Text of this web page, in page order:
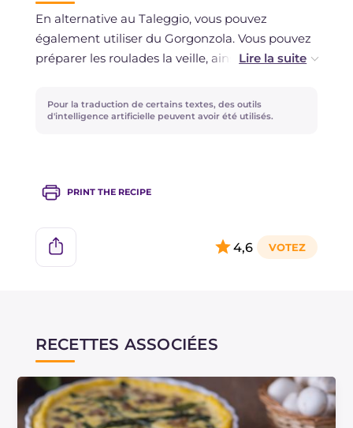
déconseillée.
En alternative au Taleggio, vous pouvez
également utiliser du Gorgonzola. Vous pouvez
préparer les roulades la veille, ainsi elles se
Pour la traduction de certains textes, des outils
d'intelligence artificielle peuvent avoir été utilisés.
PRINT THE RECIPE
4,6
RECETTES ASSOCIÉES